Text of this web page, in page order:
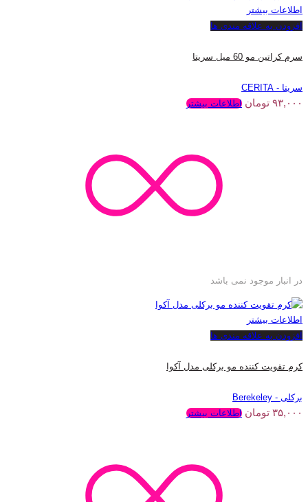
اطلاعات بیشتر
افزودن به علاقه مندی ها
سرم کراتین مو 60 میل سریتا
سریتا - CERITA
۹۳,۰۰۰ تومان اطلاعات بیشتر
در انبار موجود نمی باشد
اطلاعات بیشتر
افزودن به علاقه مندی ها
کرم تقویت کننده مو برکلی مدل آکوا
برکلی - Berekeley
۳۵,۰۰۰ تومان اطلاعات بیشتر